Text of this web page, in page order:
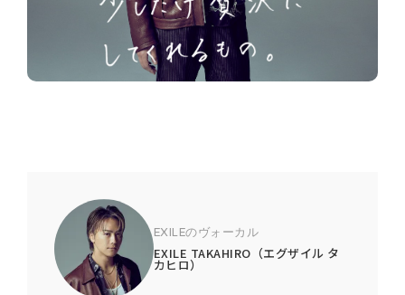
EXILEのヴォーカル
EXILE TAKAHIRO（エグザイル タ
カヒロ）